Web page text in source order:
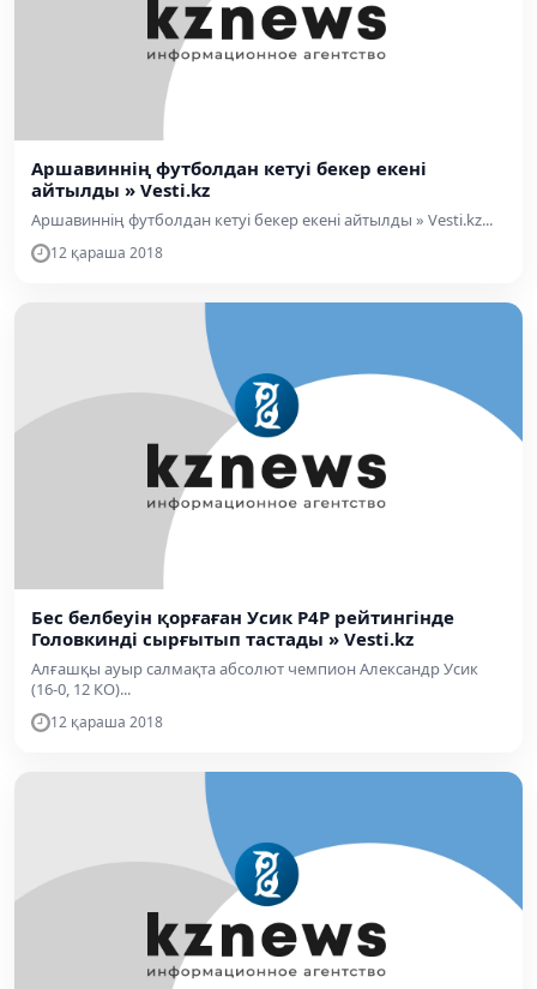
Аршавиннің футболдан кетуі бекер екені
айтылды » Vesti.kz
Аршавиннің футболдан кетуі бекер екені айтылды » Vesti.kz...
12 қараша 2018
Бес белбеуін қорғаған Усик P4P рейтингінде
Головкинді сырғытып тастады » Vesti.kz
Алғашқы ауыр салмақта абсолют чемпион Александр Усик
(16-0, 12 КО)...
12 қараша 2018